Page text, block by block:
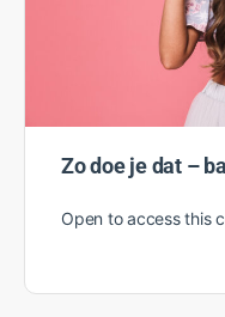
Zo doe je dat –
Open to access this